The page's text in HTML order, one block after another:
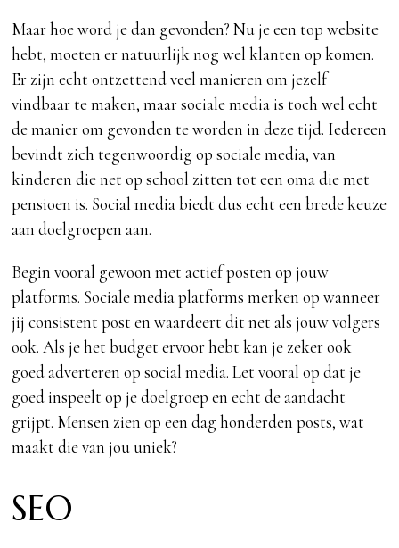
Maar hoe word je dan gevonden? Nu je een top website
hebt, moeten er natuurlijk nog wel klanten op komen.
Er zijn echt ontzettend veel manieren om jezelf
vindbaar te maken, maar sociale media is toch wel echt
de manier om gevonden te worden in deze tijd. Iedereen
bevindt zich tegenwoordig op sociale media, van
kinderen die net op school zitten tot een oma die met
pensioen is. Social media biedt dus echt een brede keuze
aan doelgroepen aan.
Begin vooral gewoon met actief posten op jouw
platforms. Sociale media platforms merken op wanneer
jij consistent post en waardeert dit net als jouw volgers
ook. Als je het budget ervoor hebt kan je zeker ook
goed adverteren op social media. Let vooral op dat je
goed inspeelt op je doelgroep en echt de aandacht
grijpt. Mensen zien op een dag honderden posts, wat
maakt die van jou uniek?
SEO